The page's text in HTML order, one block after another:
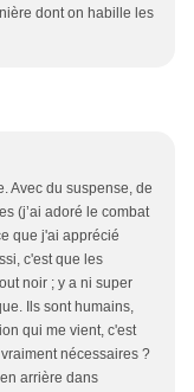
dont on habille les
Avec du suspense, de
(j’ai adoré le combat
que j'ai apprécié
c'est que les
noir ; y a ni super
Ils sont humains,
qui me vient, c'est
nécessaires ?
arrière dans